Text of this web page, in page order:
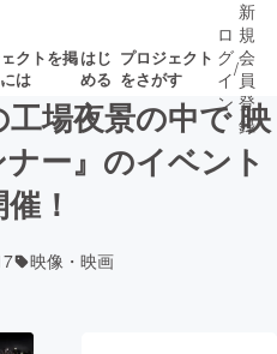
クトを掲
は
はじ
める
プロジェクト
をさがす
ロ募集終了が近いプ
ロ
グ
イ
ン
/
新
規
会
員
登
録
場夜景の中で 映
ー』のイベント
！
映像・映画